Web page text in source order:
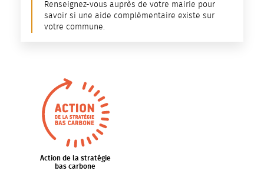
Renseignez-vous auprès de votre mairie pour
savoir si une aide complémentaire existe sur
votre commune.
Action de la stratégie
bas carbone